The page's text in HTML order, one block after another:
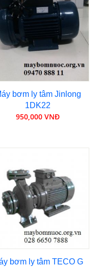
bơm ly tâm Jinlong
1DK22
950,000 VNĐ
bơm ly tâm TECO G